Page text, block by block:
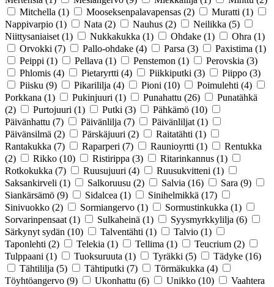
Mitchella (1) Mooseksenpalavapensas (2) Muratti (1)
Nappivarpio (1) Nata (2) Nauhus (2) Neilikka (5)
Niittysaniaiset (1) Nukkakukka (1) Ohdake (1) Ohra (1)
Orvokki (7) Pallo-ohdake (4) Parsa (3) Paxistima (1)
Peippi (1) Pellava (1) Penstemon (1) Perovskia (3)
Phlomis (4) Pietaryrtti (4) Piikkiputki (3) Piippo (3)
Piisku (9) Pikarililja (4) Pioni (10) Poimulehti (4)
Porkkana (1) Pukinjuuri (1) Punahattu (26)
Punatähkä
(2)
Purtojuuri (1) Putki (3) Pähkämö (10)
Päivänhattu (7) Päivänlilja (7) Päivänliljat (1)
Päivänsilmä (2) Pärskäjuuri (2) Raitatähti (1)
Rantakukka (7) Raparperi (7) Raunioyrtti (1)
Rentukka
(2)
Rikko (10) Ristirippa (3) Ritarinkannus (1)
Rotkokukka (7) Ruusujuuri (4) Ruusukvitteni (1)
Saksankirveli (1) Salkoruusu (2) Salvia (16) Sara (9)
Siankärsämö (9) Sidalcea (1) Sinihelmikkä (17)
Sinivuokko (2) Sormiangervo (1) Sormustinkukka (1)
Sorvarinpensaat (1) Sulkaheinä (1) Syysmyrkkylilja (6)
Särkynyt sydän (10) Talventähti (1) Talvio (1)
Taponlehti (2) Telekia (1) Tellima (1) Teucrium (2)
Tulppaani (1) Tuoksuruuta (1) Tyräkki (5) Tädyke (16)
Tähtililja (5) Tähtiputki (7) Törmäkukka (4)
Töyhtöangervo (9) Ukonhattu (6) Unikko (10)
Vaahtera